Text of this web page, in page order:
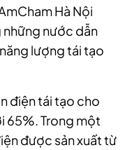
Hà Nội
nước dẫn
lượng tái tạo
điện tái tạo cho
65%. Trong một
được sản xuất từ